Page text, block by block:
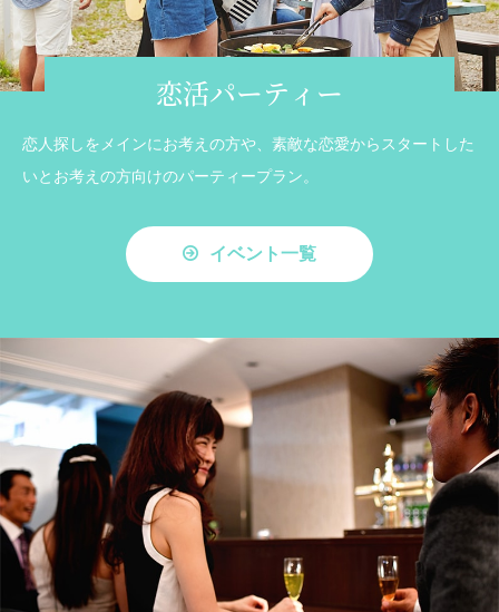
恋活パーティー
恋人探しをメインにお考えの方や、素敵な恋愛からスタートした
いとお考えの方向けのパーティープラン。
イベント一覧